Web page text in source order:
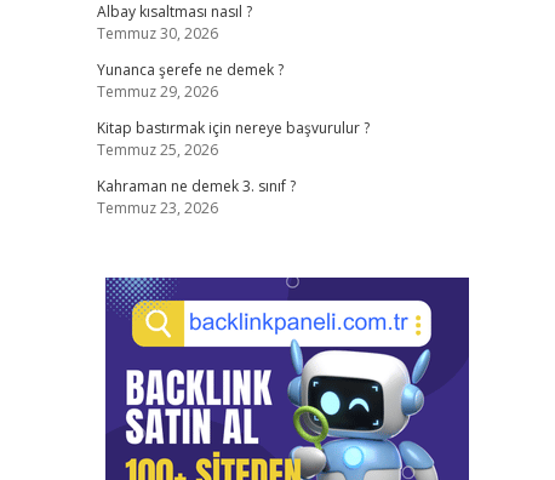
Albay kısaltması nasıl ?
Temmuz 30, 2026
Yunanca şerefe ne demek ?
Temmuz 29, 2026
Kitap bastırmak için nereye başvurulur ?
Temmuz 25, 2026
Kahraman ne demek 3. sınıf ?
Temmuz 23, 2026